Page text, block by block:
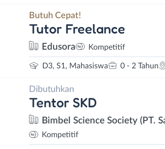
Butuh Cepat!
Tutor Freelance
Edusora Kompetitif
D3, S1, Mahasiswa 0 - 2 Tahun
Dibutuhkan
Tentor SKD
Bimbel Science Society (PT.
Kompetitif